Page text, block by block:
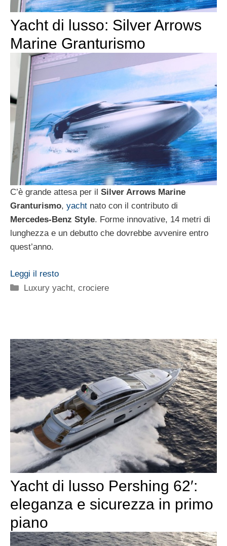
Yacht di lusso: Silver Arrows
Marine Granturismo
C’è grande attesa per il Silver Arrows Marine
Granturismo, yacht nato con il contributo di
Mercedes-Benz Style. Forme innovative, 14 metri di
lunghezza e un debutto che dovrebbe avvenire entro
quest’anno.
Leggi il resto
Categorie
Luxury yacht, crociere
Yacht di lusso Pershing 62′:
eleganza e sicurezza in primo
piano